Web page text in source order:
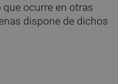
ocurre en otras
dispone de dichos